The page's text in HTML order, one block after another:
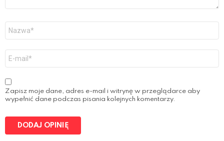
a
z
w
a
m
a
i
l
*
Zapisz moje dane, adres e-mail i witrynę w przeglądarce aby
wypełnić dane podczas pisania kolejnych komentarzy.